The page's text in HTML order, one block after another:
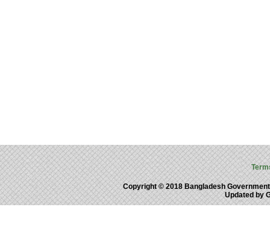
Copyright © 2018 Bangladesh
Updated by